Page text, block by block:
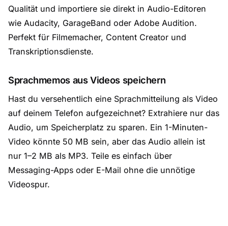
Qualität und importiere sie direkt in Audio-Editoren
wie Audacity, GarageBand oder Adobe Audition.
Perfekt für Filmemacher, Content Creator und
Transkriptionsdienste.
Sprachmemos aus Videos speichern
Hast du versehentlich eine Sprachmitteilung als Video
auf deinem Telefon aufgezeichnet? Extrahiere nur das
Audio, um Speicherplatz zu sparen. Ein 1-Minuten-
Video könnte 50 MB sein, aber das Audio allein ist
nur 1–2 MB als MP3. Teile es einfach über
Messaging-Apps oder E-Mail ohne die unnötige
Videospur.